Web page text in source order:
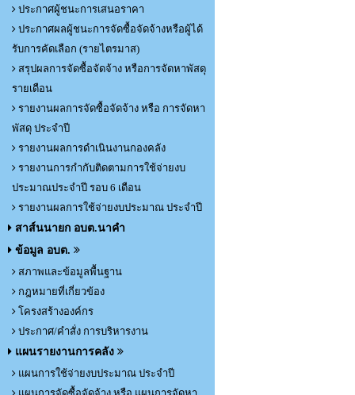
ประกาศผู้ชนะการเสนอราคา
ประกาศผลผู้ชนะการจัดซื้อจัดจ้างหรือผู้ได้
รับการคัดเลือก (รายไตรมาส)
สรุปผลการจัดซื้อจัดจ้าง หรือการจัดหาพัสดุ
รายเดือน
รายงานผลการจัดซื้อจัดจ้าง หรือ การจัดหา
พัสดุ ประจำปี
รายงานผลการดำเนินงานกองคลัง
รายงานการกำกับติดตามการใช้จ่ายงบ
ประมาณประจำปี รอบ 6 เดือน
รายงานผลการใช้จ่ายงบประมาณ ประจำปี
สาส์นนายก อบต.นาคำ
ข้อมูล อบต.
สภาพและข้อมูลพื้นฐาน
กฎหมายที่เกี่ยวข้อง
โครงสร้างองค์กร
ประกาศ/คำสั่ง การบริหารงาน
แผนรายงานการคลัง
แผนการใช้จ่ายงบประมาณ ประจำปี